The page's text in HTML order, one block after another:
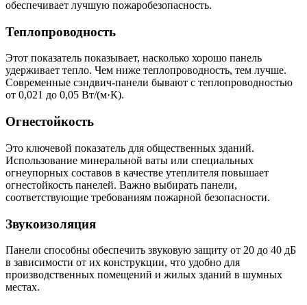
обеспечивает лучшую пожаробезопасность.
Теплопроводность
Этот показатель показывает, насколько хорошо панель
удерживает тепло. Чем ниже теплопроводность, тем лучше.
Современные сэндвич-панели бывают с теплопроводностью
от 0,021 до 0,05 Вт/(м·К).
Огнестойкость
Это ключевой показатель для общественных зданий.
Использование минеральной ваты или специальных
огнеупорных составов в качестве утеплителя повышает
огнестойкость панелей. Важно выбирать панели,
соответствующие требованиям пожарной безопасности.
Звукоизоляция
Панели способны обеспечить звуковую защиту от 20 до 40 дБ
в зависимости от их конструкции, что удобно для
производственных помещений и жилых зданий в шумных
местах.